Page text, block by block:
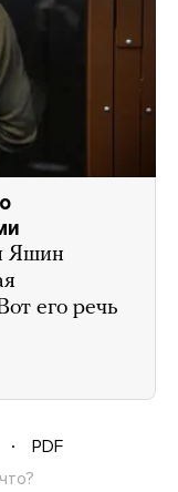
Яшин
его речь
PDF